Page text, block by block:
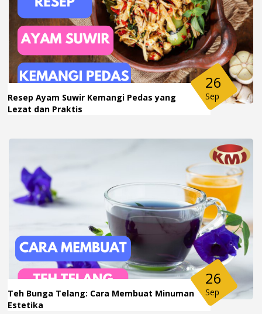
Resep Ayam Suwir Kemangi Pedas yang
Lezat dan Praktis
26
Sep
Teh Bunga Telang: Cara Membuat Minuman
Estetika
26
Sep